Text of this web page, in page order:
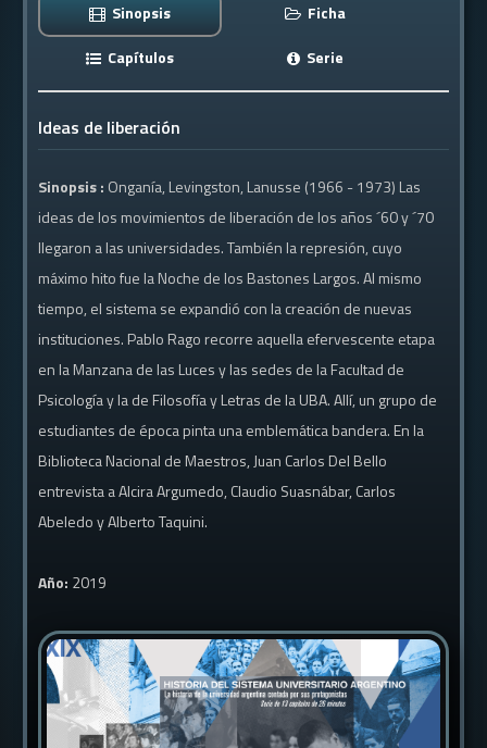
Sinopsis
Ficha
Capítulos
Serie
Ideas de liberación
Sinopsis : Onganía, Levingston, Lanusse (1966 - 1973) Las
ideas de los movimientos de liberación de los años ´60 y ´70
llegaron a las universidades. También la represión, cuyo
máximo hito fue la Noche de los Bastones Largos. Al mismo
tiempo, el sistema se expandió con la creación de nuevas
instituciones. Pablo Rago recorre aquella efervescente etapa
en la Manzana de las Luces y las sedes de la Facultad de
Psicología y la de Filosofía y Letras de la UBA. Allí, un grupo de
estudiantes de época pinta una emblemática bandera. En la
Biblioteca Nacional de Maestros, Juan Carlos Del Bello
entrevista a Alcira Argumedo, Claudio Suasnábar, Carlos
Abeledo y Alberto Taquini.
Año: 2019